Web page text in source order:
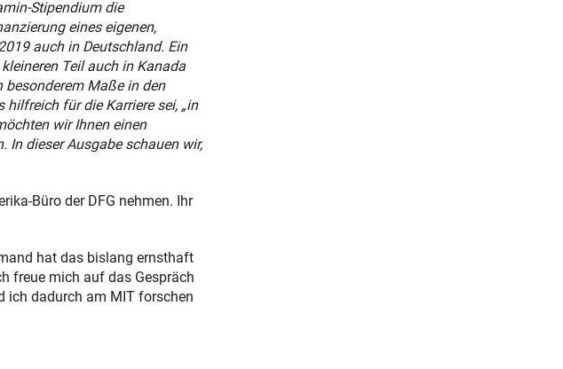
Stipendium die
eines eigenen,
auch in Deutschland. Ein
Teil auch in Kanada
besonderem Maße in den
hilfreich für die Karriere sei, „in
wir Ihnen einen
In dieser Ausgabe schauen wir,
Büro der DFG nehmen. Ihr
hat das bislang ernsthaft
freue mich auf das Gespräch
ich dadurch am MIT forschen